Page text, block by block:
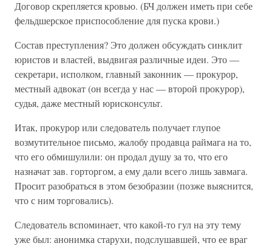
Договор скрепляется кровью. (БЧ должен иметь при себе
фельдшерское приспособление для пуска крови.)
Состав преступления? Это должен обсуждать синклит
юристов и властей, выдвигая различные идеи. Это —
секретари, исполком, главный законник — прокурор,
местный адвокат (он всегда у нас — второй прокурор),
судья, даже местный юрисконсульт.
Итак, прокурор или следователь получает глупое
возмутительное письмо, жалобу продавца раймага на то,
что его обмишулили: он продал душу за то, что его
назначат зав. горторгом, а ему дали всего лишь завмага.
Просит разобраться в этом безобразии (позже выяснится,
что с ним торговались).
Следователь вспоминает, что какой-то гул на эту тему
уже был: анонимка старухи, подслушавшей, что ее враг